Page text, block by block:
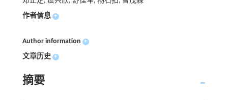
作者信息 +
Author information +
文章历史 +
摘要